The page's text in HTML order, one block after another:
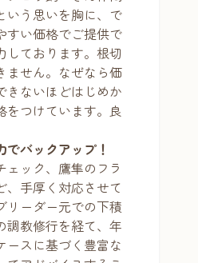
いう思いを胸に、で
すい価格でご提供で
しております。根切
ません。なぜなら価
きないほどはじめか
をつけています。良
バックアップ！
ェック、鷹隼のフラ
、手厚く対応させて
リーダー元での下積
調教修行を経て、年
ースに基づく豊富な